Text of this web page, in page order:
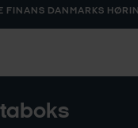
FINANS DANMARKS